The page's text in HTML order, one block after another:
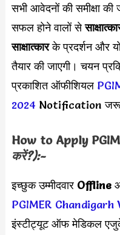
सभी आवेदनों की समीक्षा
सफल होने वालों से
साक्षात्कारके प्रदर्शन और
तैयार की जाएगी। चयन
प्रकाशित ऑफीशियल
2024 Notification
How to Apply
करें?):-
इच्छुक उम्मीदवार Offline
PGIMER Chandigarh
इंस्टीट्यूट ऑफ मेडिकल